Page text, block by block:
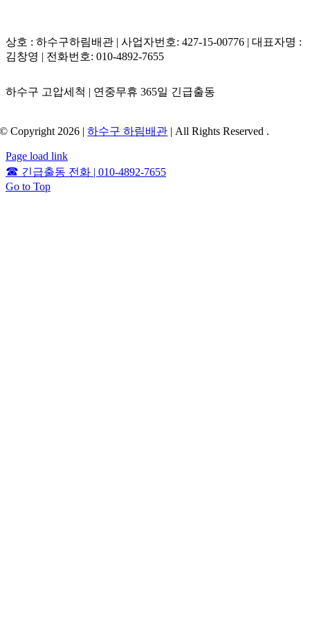
이나 연쇄적인 싱크대 정체 지출 과실 또는 악성 하수 오염 비용
부담 한계를 분쟁 없이 명확하게 정리할 수 있습니다.
상호 : 하수구하림배관 | 사업자번호: 427-15-00776 | 대표자명 :
김창영 | 전화번호: 010-4892-7655
하수구 고압세척 | 연중무휴 365일 긴급출동
© Copyright 2026 |하수구 하림배관 | All Rights Reserved .
Page load link
☎ 긴급출동 전화 | 010-4892-7655
Go to Top